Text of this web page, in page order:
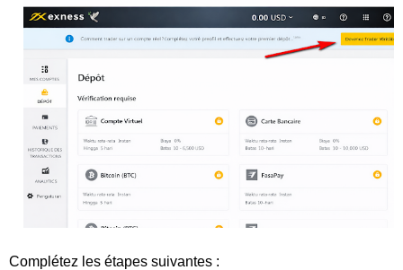
Complétez les étapes suivantes :